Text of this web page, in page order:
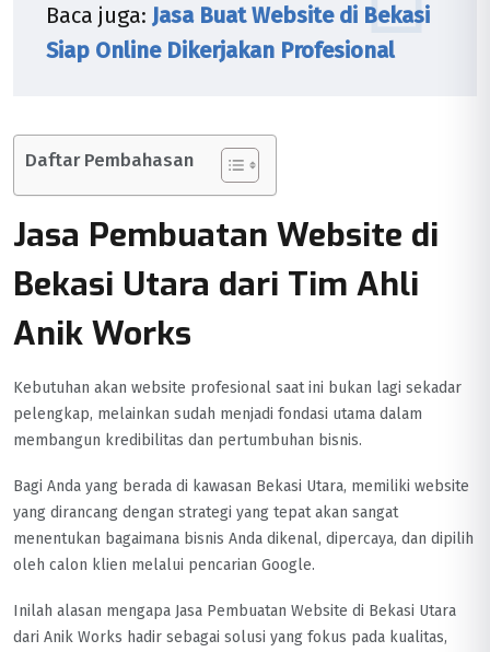
Baca juga: Jasa Buat Website di Bekasi
Siap Online Dikerjakan Profesional
Daftar Pembahasan
Jasa Pembuatan Website di
Bekasi Utara dari Tim Ahli
Anik Works
Kebutuhan akan website profesional saat ini bukan lagi sekadar
pelengkap, melainkan sudah menjadi fondasi utama dalam
membangun kredibilitas dan pertumbuhan bisnis.
Bagi Anda yang berada di kawasan Bekasi Utara, memiliki website
yang dirancang dengan strategi yang tepat akan sangat
menentukan bagaimana bisnis Anda dikenal, dipercaya, dan dipilih
oleh calon klien melalui pencarian Google.
Inilah alasan mengapa Jasa Pembuatan Website di Bekasi Utara
dari Anik Works hadir sebagai solusi yang fokus pada kualitas,